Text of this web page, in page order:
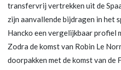
transfervrij vertrekken uit de
zijn aanvallende bijdragen in het
Hancko een vergelijkbaar profiel
Zodra de komst van Robin Le
doorpakken met de komst van de